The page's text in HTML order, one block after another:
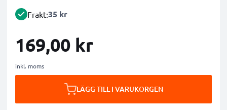
Frakt:35 kr
169,00 kr
inkl. moms
LÄGG TILL I VARUKORGEN